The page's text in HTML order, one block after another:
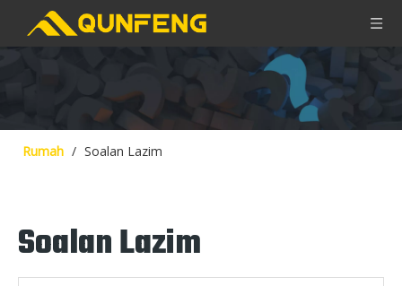
Rumah / Soalan Lazim
Soalan Lazim